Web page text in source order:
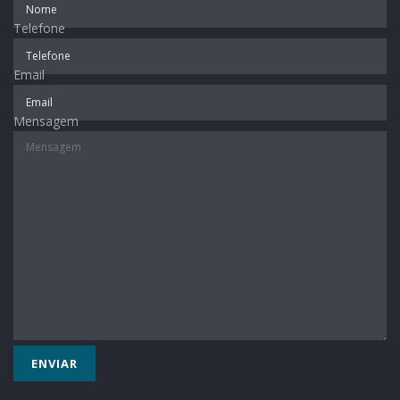
Primeiro encontro
8h- Importância do pré-natal
8h30min – Benefícios da amamentação
9h30min – Intervalo
10h – O uso de medicamentos na gestação
10h30min – Cuidados com a saúde bucal da mãe e bebê
11h – Alimentação/Nutrição
10h30min – Atividade física na gestação/técnica de
relaxamento
Telefone
Email
Mensagem